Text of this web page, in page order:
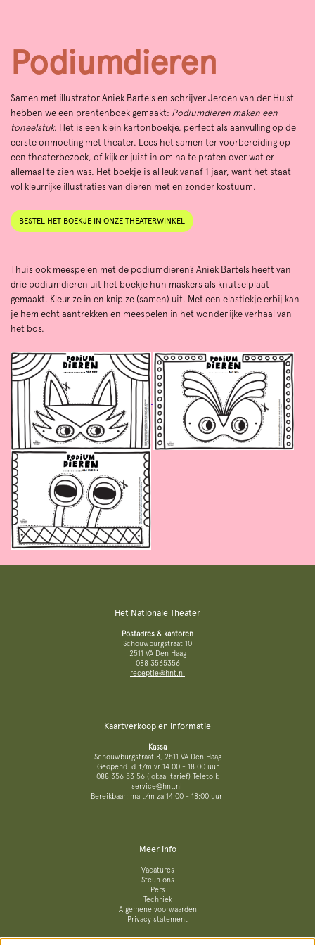
Podiumdieren
Samen met illustrator Aniek Bartels en schrijver Jeroen van der Hulst
hebben we een prentenboek gemaakt: Podiumdieren maken een
toneelstuk. Het is een klein kartonboekje, perfect als aanvulling op de
eerste onmoeting met theater. Lees het samen ter voorbereiding op
een theaterbezoek, of kijk er juist in om na te praten over wat er
allemaal te zien was. Het boekje is al leuk vanaf 1 jaar, want het staat
vol kleurrijke illustraties van dieren met en zonder kostuum.
BESTEL HET BOEKJE IN ONZE THEATERWINKEL
Thuis ook meespelen met de podiumdieren? Aniek Bartels heeft van
drie podiumdieren uit het boekje hun maskers als knutselplaat
gemaakt. Kleur ze in en knip ze (samen) uit. Met een elastiekje erbij kan
je hem echt aantrekken en meespelen in het wonderlijke verhaal van
het bos.
Het Nationale Theater
Postadres & kantoren
Schouwburgstraat 10
2511 VA Den Haag
088 3565356
receptie@hnt.nl
Kaartverkoop en informatie
Kassa
Schouwburgstraat 8, 2511 VA Den Haag
Geopend: di t/m vr 14:00 - 18:00 uur
088 356 53 56 (lokaal tarief) Teletolk
service@hnt.nl
Bereikbaar: ma t/m za 14:00 - 18:00 uur
Meer info
Vacatures
Steun ons
Pers
Techniek
Algemene voorwaarden
Privacy statement